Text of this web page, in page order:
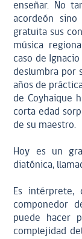
enseñar. No
acordeón
gratuita sus
música
caso de
deslumbra por
años de
de Coyhaique
corta edad
de su maestro.
Hoy es un
diatónica,
Es intérprete,
componedor
puede hacer
complejidad